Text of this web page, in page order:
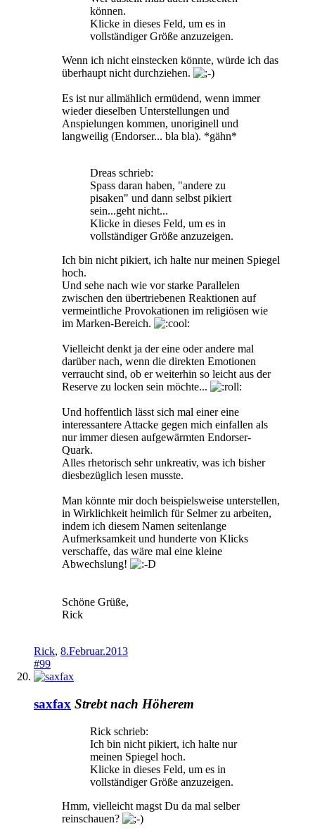
können.
Klicke in dieses Feld, um es in
vollständiger Größe anzuzeigen.
Wenn ich nicht einstecken könnte, würde ich das
überhaupt nicht durchziehen.
Es ist nur allmählich ermüdend, wenn immer
wieder dieselben Unterstellungen und
Anspielungen kommen, unoriginell und
langweilig (Endorser... bla bla). *gähn*
Dreas schrieb:
Spass daran haben, "andere zu
pisaken" und dann selbst pikiert
sein...geht nicht...
Klicke in dieses Feld, um es in
vollständiger Größe anzuzeigen.
Ich bin nicht pikiert, ich halte nur meinen Spiegel
hoch.
Und sehe nach wie vor starke Parallelen
zwischen den übertriebenen Reaktionen auf
vermeintliche Provokationen im religiösen wie
im Marken-Bereich.
Vielleicht denkt ja der eine oder andere mal
darüber nach, wenn die direkten Emotionen
verraucht sind, ob er weiterhin so leicht aus der
Reserve zu locken sein möchte...
Und hoffentlich lässt sich mal einer eine
interessantere Attacke gegen mich einfallen als
nur immer diesen aufgewärmten Endorser-
Quark.
Alles rhetorisch sehr unkreativ, was ich bisher
diesbezüglich lesen musste.
Man könnte mir doch beispielsweise unterstellen,
in Wirklichkeit heimlich für Selmer zu arbeiten,
indem ich diesem Namen seitenlange
Aufmerksamkeit und hunderte von Klicks
verschaffe, das wäre mal eine kleine
Abwechslung!
Schöne Grüße,
Rick
Rick, 8.Februar.2013
#99
saxfax Strebt nach Höherem
Rick schrieb:
Ich bin nicht pikiert, ich halte nur
meinen Spiegel hoch.
Klicke in dieses Feld, um es in
vollständiger Größe anzuzeigen.
Hmm, vielleicht magst Du da mal selber
reinschauen?